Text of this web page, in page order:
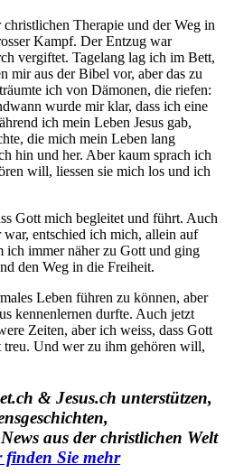
Therapie und der Weg in
Kampf. Der Entzug war
vergiftet. Tagelang lag ich im Bett,
mir aus der Bibel vor, aber das zu
ich von Dämonen, die riefen:
wurde mir klar, dass ich eine
ich mein Leben Jesus gab,
die mich mein Leben lang
hin und her. Aber kaum sprach ich
will, liessen sie mich los und ich
Gott mich begleitet und führt. Auch
entschied ich mich, allein auf
ich immer näher zu Gott und ging
den Weg in die Freiheit.
Leben führen zu können, aber
kennenlernen durfte. Auch jetzt
Zeiten, aber ich weiss, dass Gott
treu. Und wer zu ihm gehören will,
& Jesus.ch unterstützen,
aus der christlichen Welt
finden Sie mehr